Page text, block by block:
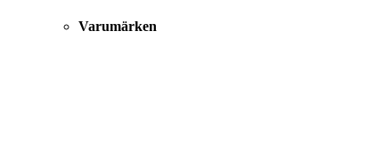
Varumärken